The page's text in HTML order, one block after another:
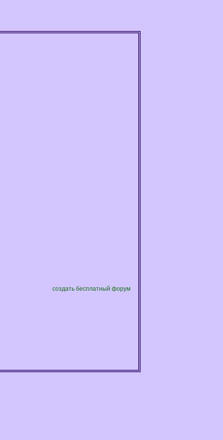
создать бесплатный форум